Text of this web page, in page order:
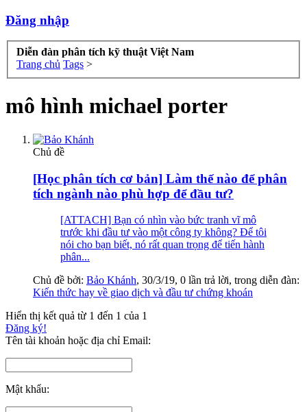
Đăng nhập
Diễn đàn phân tích kỹ thuật Việt Nam
Trang chủ Tags >
mô hình michael porter
Chủ đề
[Học phân tích cơ bản] Làm thế nào để phân
tích ngành nào phù hợp để đầu tư?
[ATTACH] Bạn có nhìn vào bức tranh vĩ mô
trước khi đầu tư vào một công ty không? Để tôi
nói cho bạn biết, nó rất quan trọng để tiến hành
phân...
Chủ đề bởi: Bảo Khánh, 30/3/19, 0 lần trả lời, trong diễn đàn:
Kiến thức hay về giao dịch và đầu tư chứng khoán
Hiển thị kết quả từ 1 đến 1 của 1
Đăng ký!
Tên tài khoản hoặc địa chỉ Email:
Mật khẩu: